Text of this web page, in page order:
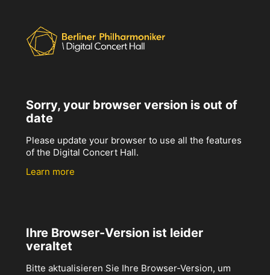
Sorry, your browser version is out of
date
Please update your browser to use all the features
of the Digital Concert Hall.
Learn more
Ihre Browser-Version ist leider
veraltet
Bitte aktualisieren Sie Ihre Browser-Version, um